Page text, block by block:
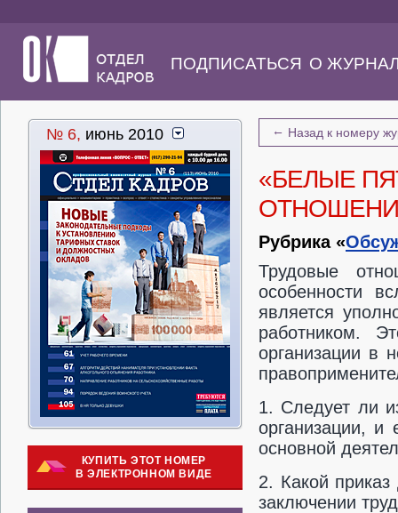
ПОДПИСАТЬСЯ О
№ 6, июнь 2010
КУПИТЬ ЭТОТ НОМЕР
В ЭЛЕКТРОННОМ ВИДЕ
← Назад к номеру
«БЕЛЫЕ
Рубрика «
Трудовые
особенности
является
работником.
организации в
1. Следует ли
организации, и
основной
2. Какой
заключении